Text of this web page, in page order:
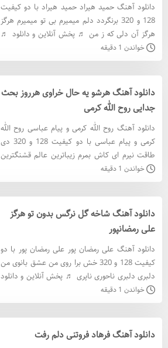
دانلود آهنگ حمید هیراد حمید هیراد با دو کیفیت
128 و 320 برنگردد دلم میمیرم بی تو میمیرم هرگز
هرگز آن دلی که ز من ♬ پخش آنلاین و دانلود ♬
حمید هیرا
خواندن 1 دقیقه
دانلود آهنگ هرشو یه حال خراوی هرروز بحث
جدایی روح الله کرمی
دانلود آهنگ روح الله کرمی و پیام عباسی روح الله
کرمی و پیام عباسی با دو کیفیت 128 و 320 دی
طاقت نیرم ای کاش بمرم زیباترین عالم قشنگترین
ستارم تونی تو تنیا چارم ♬ پخش آنلاین و دانلود ♬
دانلود آهنگ
خواندن 1 دقیقه
دانلود آهنگ شاخه گل نرگس بدون تو هرگز
علی رمضانپور
دانلود آهنگ علی رمضان پور علی رمضان پور با دو
کیفیت 128 و 320 خش برا روی من عشق بانوی من
دلبری دلبری ناحوری ناپری ♬ پخش آنلاین و دانلود
آهنگ علی ر
خواندن 1 دقیقه
دانلود آهنگ فرهاد فروتنی دلم رفت